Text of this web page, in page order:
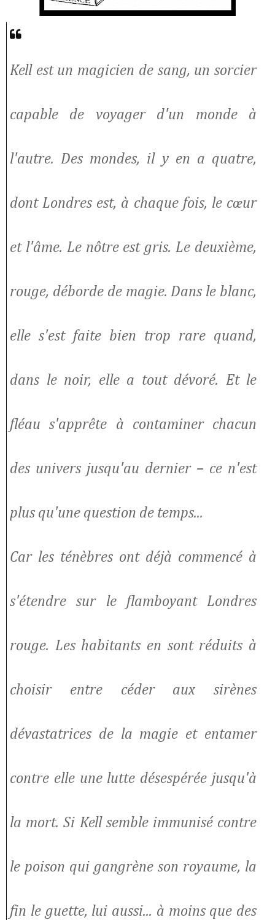
Kell est un magicien de sang, un sorcier
capable de voyager d'un monde à
l'autre. Des mondes, il y en a quatre,
dont Londres est, à chaque fois, le cœur
et l'âme. Le nôtre est gris. Le deuxième,
rouge, déborde de magie. Dans le blanc,
elle s'est faite bien trop rare quand,
dans le noir, elle a tout dévoré. Et le
fléau s'apprête à contaminer chacun
des univers jusqu'au dernier – ce n'est
plus qu'une question de temps...
Car les ténèbres ont déjà commencé à
s'étendre sur le flamboyant Londres
rouge. Les habitants en sont réduits à
choisir entre céder aux sirènes
dévastatrices de la magie et entamer
contre elle une lutte désespérée jusqu'à
la mort. Si Kell semble immunisé contre
le poison qui gangrène son royaume, la
fin le guette, lui aussi... à moins que des